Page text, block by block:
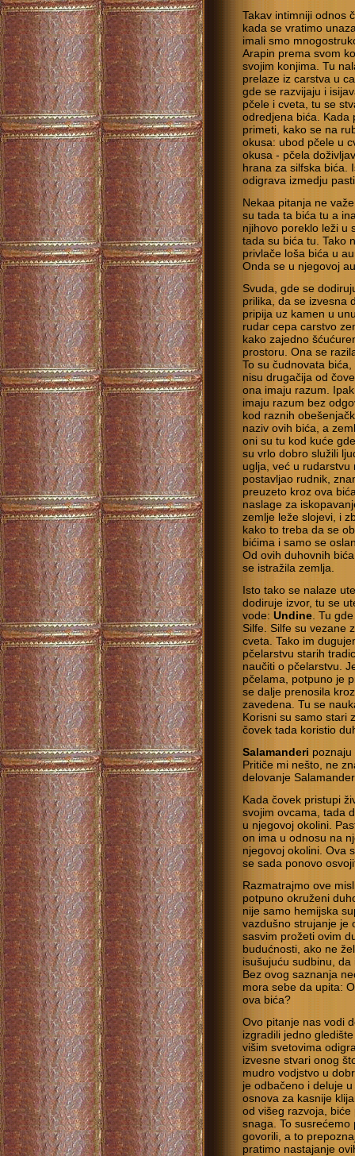
Takav intimniji odnos
kada se vratimo
imali smo
Arapin prema svom
svojim konjima. Tu
prelaze iz carstva u
gde se razvijaju i
pčele i cveta, tu se
odredjena bića. Kada
primeti, kako se na
okusa: ubod pčele u
okusa - pčela
hrana za silfska bića.
odigrava izmedju
Nekaa pitanja ne
su tada ta bića tu a
njihovo poreklo leži u
tada su bića tu. Tako
privlače loša bića u
Onda se u njegovoj
Svuda, gde se
prilika, da se izvesna
pripija uz kamen u
rudar cepa carstvo
kako zajedno
prostoru. Ona se
To su čudnovata
nisu drugačija od
ona imaju razum.
imaju razum bez
kod raznih
naziv ovih bića, a
oni su tu kod kuće
su vrlo dobro služili
uglja, već u
postavljao rudnik,
preuzeto kroz ova
naslage za
zemlje leže slojevi, i
kako to treba da se
bićima i samo se
Od ovih duhovnih
se istražila zemlja.
Isto tako se nalaze
dodiruje izvor, tu se
vode: Undine . Tu
Silfe. Silfe su vezane
cveta. Tako im
pčelarstvu starih
naučiti o pčelarstvu.
pčelama, potpuno je
se dalje prenosila
zavedena. Tu se
Korisni su samo stari
čovek tada koristio
Salamanderi poznaju
Pritiče mi nešto, ne
delovanje
Kada čovek pristupi
svojim ovcama, tada
u njegovoj okolini.
on ima u odnosu na
njegovoj okolini. Ova
se sada ponovo
Razmatrajmo ove
potpuno okruženi
nije samo hemijska
vazdušno strujanje je
sasvim prožeti ovim
budućnosti, ako ne
isušujuću sudbinu,
Bez ovog saznanja
mora sebe da upita:
ova bića?
Ovo pitanje nas vodi
izgradili jedno
višim svetovima
izvesne stvari onog
mudro vodjstvo u
je odbačeno i deluje
osnova za kasnije
od višeg razvoja,
snaga. To
govorili, a to
pratimo nastajanje